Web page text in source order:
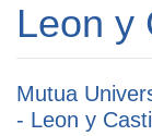
Leon y
Mutua
- Leon y